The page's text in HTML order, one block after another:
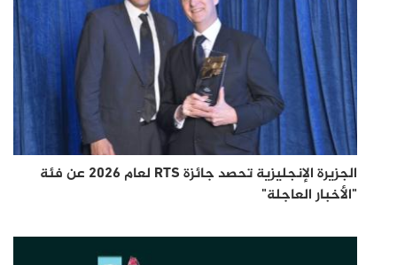
الجزيرة الإنجليزية تحصد جائزة RTS لعام 2026 عن فئة
"الأخبار العاجلة"